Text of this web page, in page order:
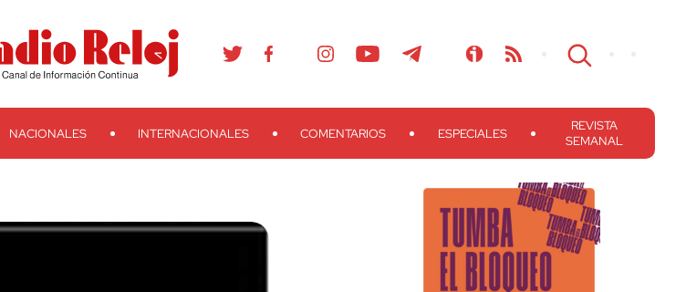
Ivoox RSS Search
NACIONALES INTERNACIONALES COMENTARIOS ESPECIALES
REVISTA
SEMANAL